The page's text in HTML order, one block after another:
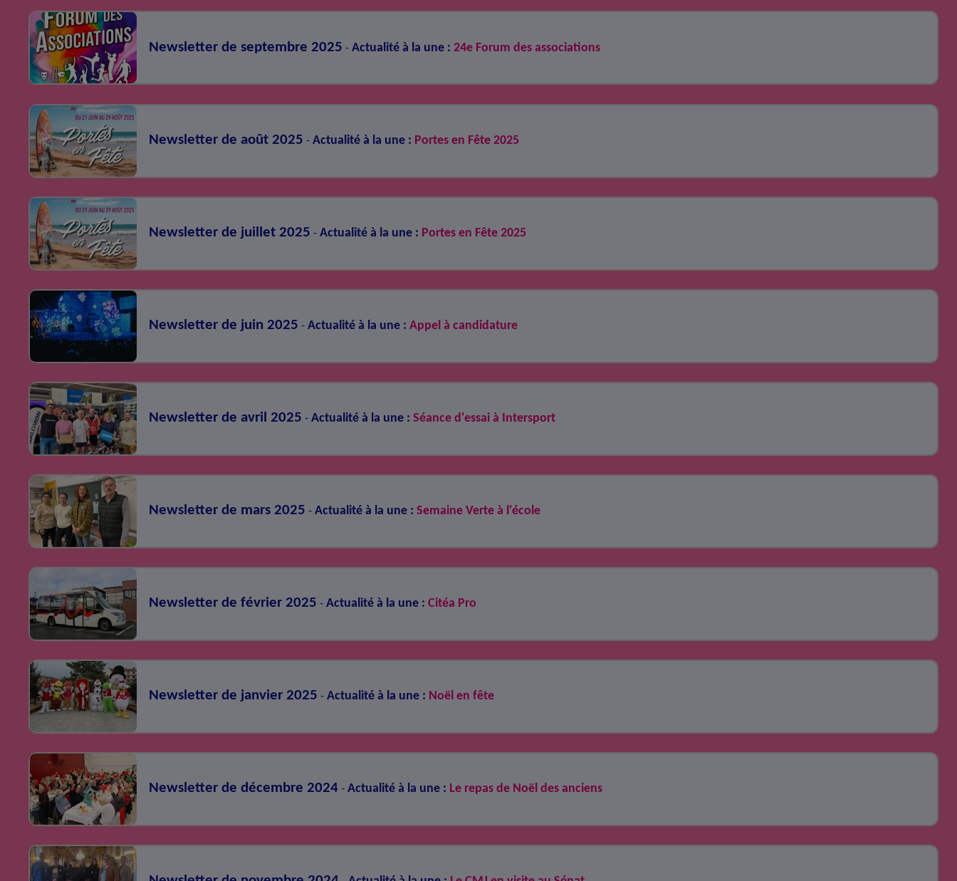
Newsletter de septembre 2025 - Actualité à la une : 24e Forum des associations
Newsletter de août 2025 - Actualité à la une : Portes en Fête 2025
Newsletter de juillet 2025 - Actualité à la une : Portes en Fête 2025
Newsletter de juin 2025 - Actualité à la une : Appel à candidature
Newsletter de avril 2025 - Actualité à la une : Séance d'essai à Intersport
Newsletter de mars 2025 - Actualité à la une : Semaine Verte à l'école
Newsletter de février 2025 - Actualité à la une : Citéa Pro
Newsletter de janvier 2025 - Actualité à la une : Noël en fête
Newsletter de décembre 2024- Actualité à la une : Le repas de Noël des anciens